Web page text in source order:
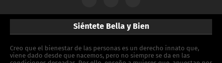
Siéntete Bella y Bien
Creo que el bienestar de las personas es un derecho innato que,
viene dado desde que nacemos, pero no siempre se da en las